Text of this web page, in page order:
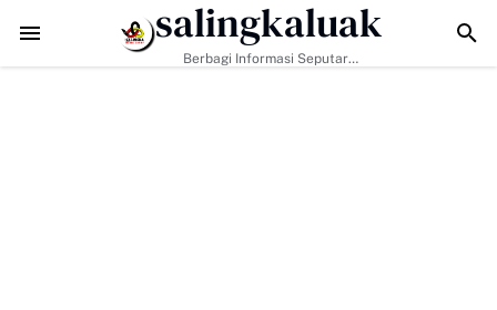
Bukan Hanya Tugas Pemerintah, H. Ilson Cong Dorong Keluarga
salingkaluak
Berbagi Informasi Seputar